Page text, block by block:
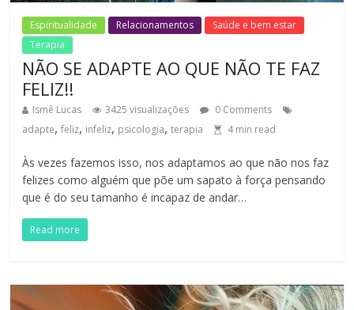
Espiritualidade Relacionamentos
Saúde e bem estar
Terapia
NÃO SE ADAPTE AO QUE NÃO TE FAZ
FELIZ!!
Ismê Lucas 3425 visualizações
0 Comments
adapte,feliz, infeliz, psicologia,terapia 4min read
Às vezes fazemos isso, nos adaptamos ao que não nos faz
felizes como alguém que põe um sapato à força pensando
que é do seu tamanho é incapaz de andar…
Read more